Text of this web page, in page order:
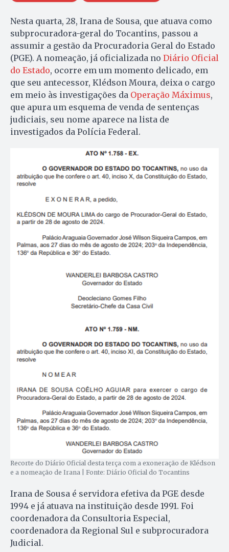
Nesta quarta, 28, Irana de Sousa, que atuava como
subprocuradora-geral do Tocantins, passou a
assumir a gestão da Procuradoria Geral do Estado
(PGE). A nomeação, já oficializada no Diário Oficial
do Estado, ocorre em um momento delicado, em
que seu antecessor, Klédson Moura, deixa o cargo
em meio às investigações da Operação Máximus,
que apura um esquema de venda de sentenças
judiciais, seu nome aparece na lista de
investigados da Polícia Federal.
Recorte do Diário Oficial desta terça com a exoneração de Klédson
e a nomeação de Irana | Fonte: Diário Oficial do Tocantins
Irana de Sousa é servidora efetiva da PGE desde
1994 e já atuava na instituição desde 1991. Foi
coordenadora da Consultoria Especial,
coordenadora da Regional Sul e subprocuradora
Judicial.